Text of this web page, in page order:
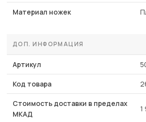
Материал ножек
ДОП. ИНФОРМАЦИЯ
Артикул
Код товара
Стоимость доставки в пределах
МКАД
1